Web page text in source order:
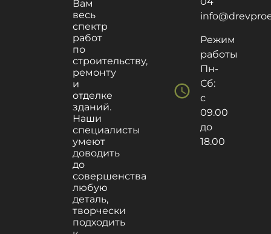
Вам
весь
спектр
работ
по
строительству,
ремонту
и
отделке
зданий.
Наши
специалисты
умеют
доводить
до
совершенства
любую
деталь,
творчески
подходить
schedule
Режим
работы
Пн-
Сб:
с
09.00
до
18.00